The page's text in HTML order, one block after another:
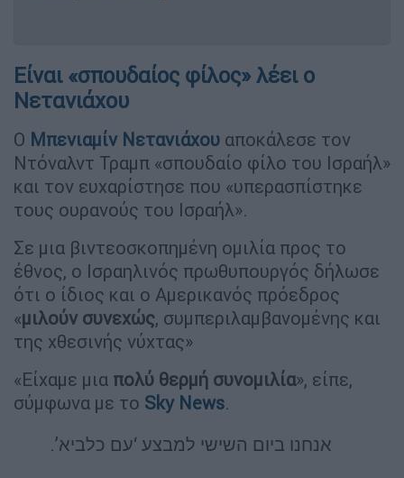
Είναι «σπουδαίος φίλος» λέει ο
Νετανιάχου
Ο Μπενιαμίν Νετανιάχου αποκάλεσε τον
Ντόναλντ Τραμπ «σπουδαίο φίλο του Ισραήλ»
και τον ευχαρίστησε που «υπερασπίστηκε
τους ουρανούς του Ισραήλ».
Σε μια βιντεοσκοπημένη ομιλία προς το
έθνος, ο Ισραηλινός πρωθυπουργός δήλωσε
ότι ο ίδιος και ο Αμερικανός πρόεδρος
«μιλούν συνεχώς, συμπεριλαμβανομένης και
της χθεσινής νύχτας»
«Είχαμε μια πολύ θερμή συνομιλία», είπε,
σύμφωνα με το Sky News.
אנחנו ביום השישי למבצע ‘עם כלביא’.